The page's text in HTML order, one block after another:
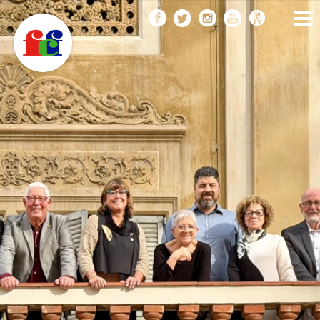
Vés
al
FEDERACIÓ CATALANA
DE FOTOGRAFIA
F
C
F